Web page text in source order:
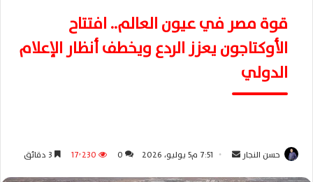
قوة مصر في عيون العالم.. افتتاح
الأوكتاجون يعزز الردع ويخطف أنظار الإعلام
الدولي
حسن النجار 7:51 م5 يوليو، 2026 0 17٬230